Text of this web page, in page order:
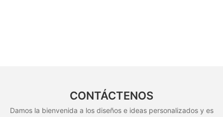
CONTÁCTENOS
Damos la bienvenida a los diseños e ideas personalizados y es